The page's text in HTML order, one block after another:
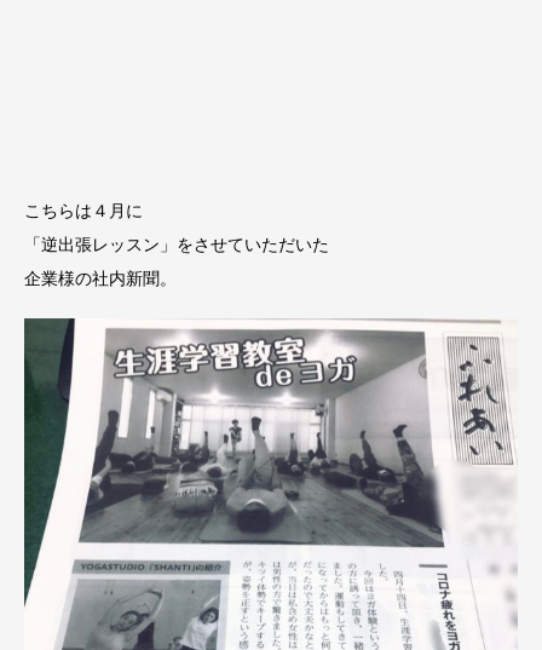
こちらは４月に
「逆出張レッスン」をさせていただいた
企業様の社内新聞。